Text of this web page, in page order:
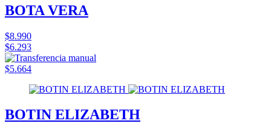
BOTA VERA
$8.990
$6.293
$5.664
BOTIN ELIZABETH